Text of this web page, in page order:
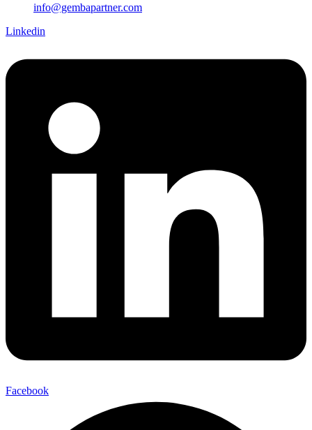
info@gembapartner.com
Linkedin
Facebook